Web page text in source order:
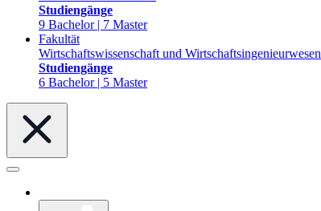
Studiengänge
9 Bachelor | 7 Master
Fakultät
Wirtschaftswissenschaft und Wirtschaftsingenieurwesen
Studiengänge
6 Bachelor | 5 Master